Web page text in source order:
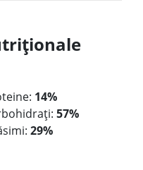
14%
57%
29%